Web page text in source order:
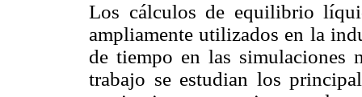
Los cálculos de equilibrio
ampliamente utilizados en la
de tiempo en las simulaciones
trabajo se estudian los